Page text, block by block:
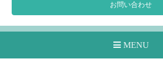
お問い合わせ
MENU